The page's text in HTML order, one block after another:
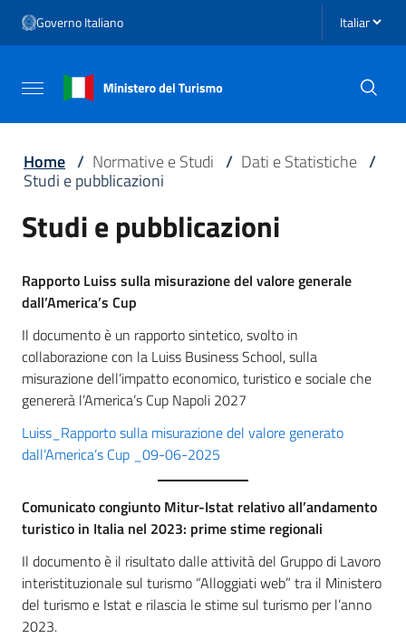
Vai al menu di navigazione
Vai al footer
Governo Italiano Seleziona
Attiva / disattiva la navigazione
Home / Normative e Studi / Dati e Statistiche /
Studi e pubblicazioni
Studi e pubblicazioni
Rapporto Luiss sulla misurazione del valore generale
dall’America’s Cup
Il documento è un rapporto sintetico, svolto in
collaborazione con la Luiss Business School, sulla
misurazione dell’impatto economico, turistico e sociale che
genererà l’America’s Cup Napoli 2027
Luiss_Rapporto sulla misurazione del valore generato
dall’America’s Cup _09-06-2025
Comunicato congiunto Mitur-Istat relativo all’andamento
turistico in Italia nel 2023: prime stime regionali
Il documento è il risultato dalle attività del Gruppo di Lavoro
interistituzionale sul turismo “Alloggiati web” tra il Ministero
del turismo e Istat e rilascia le stime sul turismo per l’anno
2023.